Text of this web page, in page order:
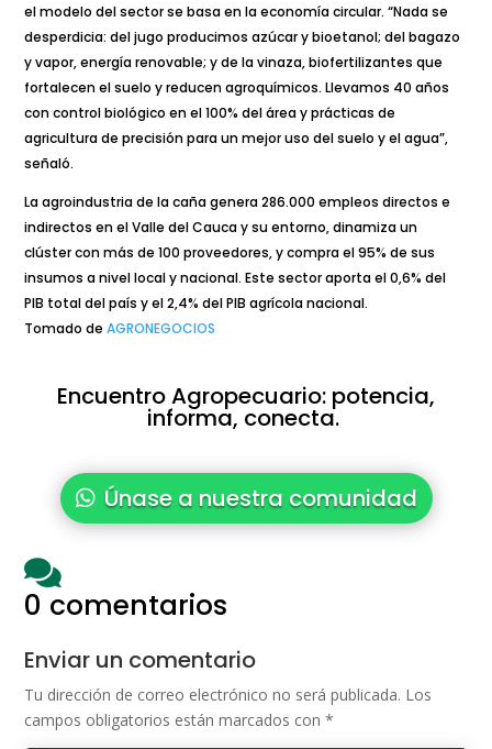
el modelo del sector se basa en la economía circular. “Nada se
desperdicia: del jugo producimos azúcar y bioetanol; del bagazo
y vapor, energía renovable; y de la vinaza, biofertilizantes que
fortalecen el suelo y reducen agroquímicos. Llevamos 40 años
con control biológico en el 100% del área y prácticas de
agricultura de precisión para un mejor uso del suelo y el agua”,
señaló.
La agroindustria de la caña genera 286.000 empleos directos e
indirectos en el Valle del Cauca y su entorno, dinamiza un
clúster con más de 100 proveedores, y compra el 95% de sus
insumos a nivel local y nacional. Este sector aporta el 0,6% del
PIB total del país y el 2,4% del PIB agrícola nacional.
Tomado deAGRONEGOCIOS
Encuentro Agropecuario: potencia,
informa, conecta.
Únase a nuestra comunidad

0 comentarios
Enviar un comentario
Tu dirección de correo electrónico no será publicada. Los
campos obligatorios están marcados con*